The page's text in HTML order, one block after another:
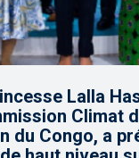
Lalla
Climat
du Congo, a